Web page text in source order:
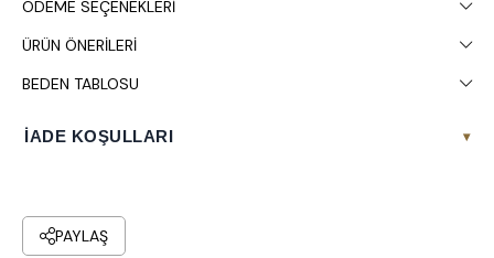
ÖDEME SEÇENEKLERI
ÜRÜN ÖNERILERI
BEDEN TABLOSU
İADE KOŞULLARI ▾
PAYLAŞ